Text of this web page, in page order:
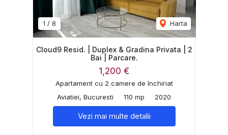
1 / 8 Harta
Cloud9 Resid. | Duplex & Gradina Privata | 2
Bai | Parcare.
1,200 €
Apartament cu 2 camere de închiriat
Aviatiei, Bucuresti
110 mp 2020
Vezi mai multe detalii